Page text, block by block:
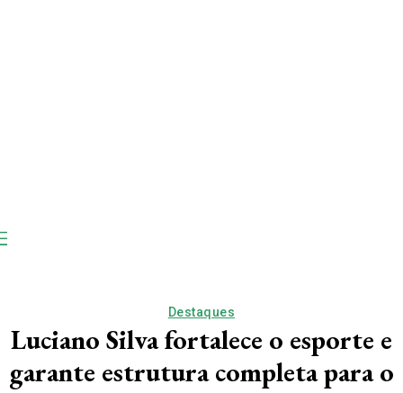
Destaques
Luciano Silva fortalece o esporte e
garante estrutura completa para o